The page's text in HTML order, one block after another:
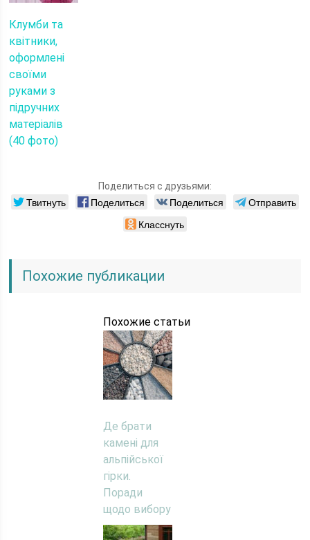
Клумби та
квітники,
оформлені
своїми
руками з
підручних
матеріалів
(40 фото)
Поделиться с друзьями:
Твитнуть Поделиться Поделиться
Отправить
Класснуть
Похожие публикации
Похожие статьи
Де брати
камені для
альпійської
гірки.
Поради
щодо вибору